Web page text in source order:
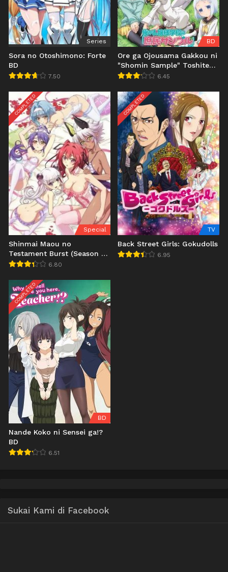
Series
Sora no Otoshimono: Forte
BD
7.50
BD
Ore ga Ojousama Gakkou ni
"Shomin Sample" Toshite
Gets♥Sareta Ken Specials
6.45
COMPLETED
Special
Shinmai Maou no
Testament Burst (Season 2)
Specials BD6.80
COMPLETED
TV
Back Street Girls: Gokudolls
6.95
COMPLETED
BD
Nande Koko ni Sensei ga!?
BD
6.51
Sukai Kami di Facebook